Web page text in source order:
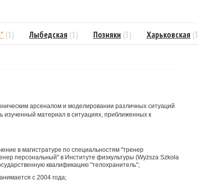
(1) Лыбедская (1) Позняки (3) Харьковская
арсеналом и моделировании различных ситуаций
изученный материал в ситуациях, приближенных к
в магистратуре по специальностям "тренер
персональный" в Институте физкультуры (Wyższa Szkoła
квалификацию "телохранитель";
с 2004 года;